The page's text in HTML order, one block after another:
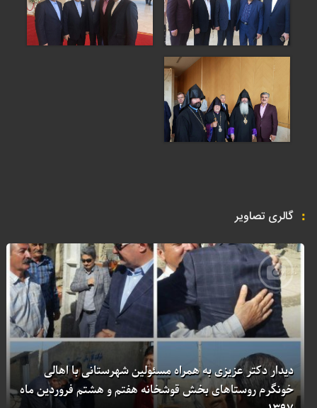
گالری تصاویر
دیدار دکتر عزیزی به همراه مسئولین شهرستانی با اهالی
خونگرم روستاهای بخش قوشخانه هفتم و هشتم فروردین ماه